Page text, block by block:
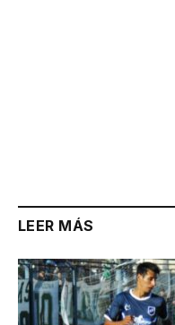
LEER MÁS